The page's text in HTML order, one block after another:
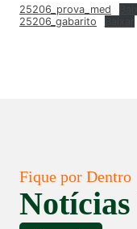
25206_prova_med
25206_gabarito
Fique por Dentro